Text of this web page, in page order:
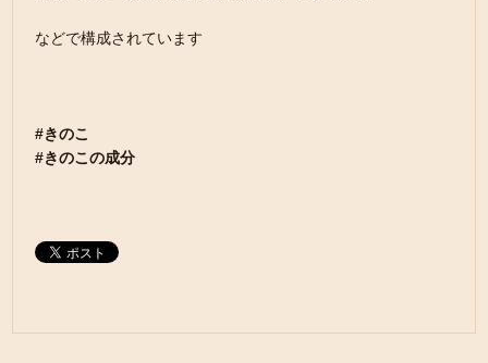
などで構成されています
#きのこ
#きのこの成分